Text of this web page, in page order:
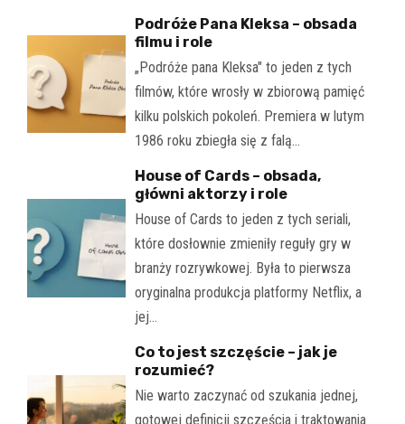
Podróże Pana Kleksa – obsada
filmu i role
„Podróże pana Kleksa" to jeden z tych
filmów, które wrosły w zbiorową pamięć
kilku polskich pokoleń. Premiera w lutym
1986 roku zbiegła się z falą…
House of Cards – obsada,
główni aktorzy i role
House of Cards to jeden z tych seriali,
które dosłownie zmieniły reguły gry w
branży rozrywkowej. Była to pierwsza
oryginalna produkcja platformy Netflix, a
jej…
Co to jest szczęście – jak je
rozumieć?
Nie warto zaczynać od szukania jednej,
gotowej definicji szczęścia i traktowania